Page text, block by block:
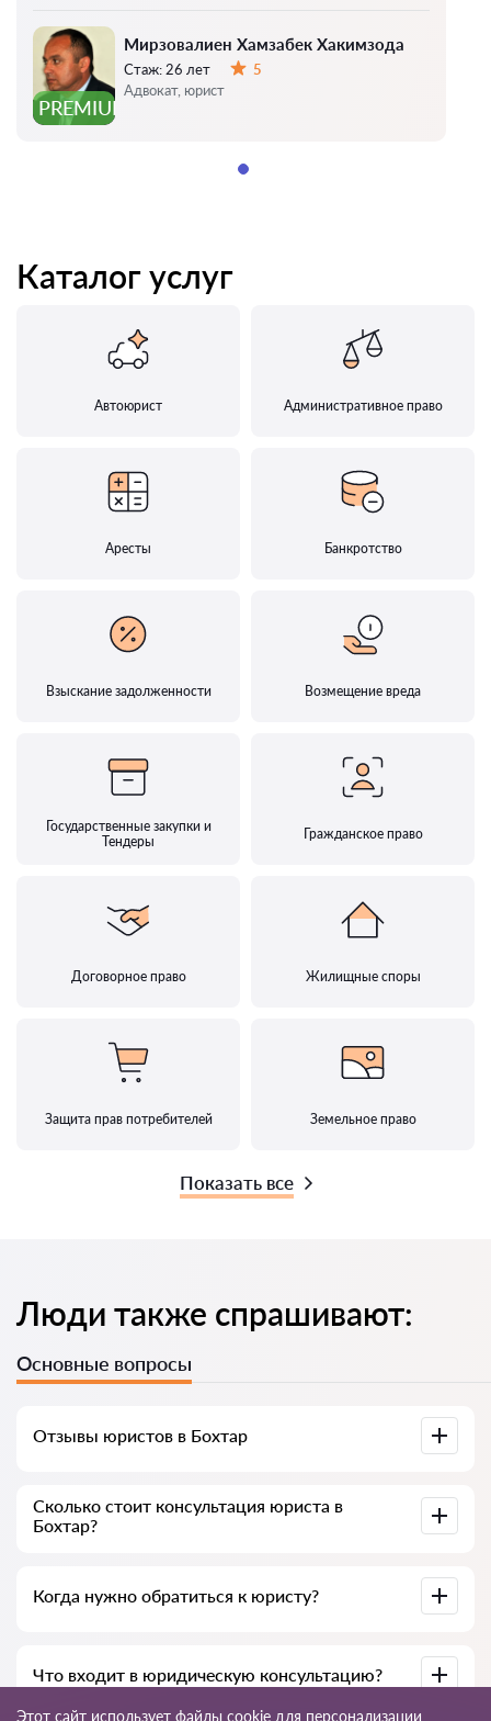
PREMIUM
Мирзовалиен Хамзабек Хакимзода
Стаж: 26 лет
5
Адвокат, юрист
Каталог услуг
Автоюрист Административное право
Аресты Банкротство
Взыскание задолженности Возмещение вреда
Государственные закупки и
Тендеры
Гражданское право
Договорное право Жилищные споры
Защита прав потребителей Земельное право
Показать все
Люди также спрашивают:
Основные вопросы
Отзывы юристов в Бохтар
Advokat-tj.com — полезны для выбора специалиста.
Сколько стоит консультация юриста в
Бохтар?
темы вопроса.
Когда нужно обратиться к юристу?
жалобах или необходимости разъяснения закона.
Что входит в юридическую консультацию?
Этот сайт использует файлы cookie для персонализации